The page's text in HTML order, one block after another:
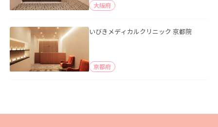
大阪府
いびきメディカルクリニック 京都院
京都府